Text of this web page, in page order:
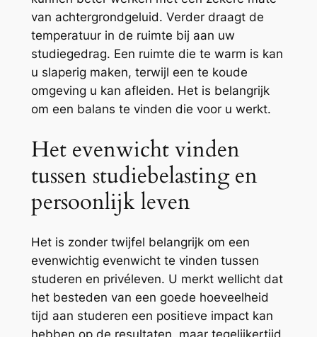
van achtergrondgeluid. Verder draagt de
temperatuur in de ruimte bij aan uw
studiegedrag. Een ruimte die te warm is kan
u slaperig maken, terwijl een te koude
omgeving u kan afleiden. Het is belangrijk
om een balans te vinden die voor u werkt.
Het evenwicht vinden
tussen studiebelasting en
persoonlijk leven
Het is zonder twijfel belangrijk om een
evenwichtig evenwicht te vinden tussen
studeren en privéleven. U merkt wellicht dat
het besteden van een goede hoeveelheid
tijd aan studeren een positieve impact kan